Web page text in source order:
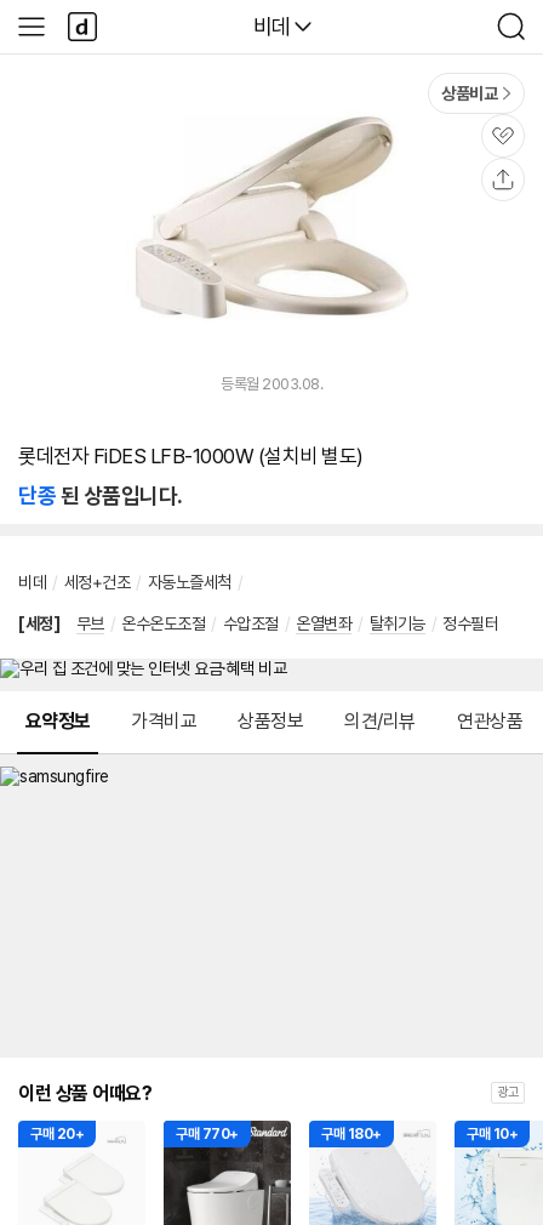
다나와
비데
검
색
사
이
다
나
와
상품비교
관
심
등록월 2003.08.
롯데전자 FiDES LFB-1000W (설치비 별도)
단종된 상품입니다.
비데 / 세정+건조 / 자동노즐세척 /
[세정] 무브 / 온수온도조절 / 수압조절 / 온열변좌 / 탈취기능 / 정수필터
요약정보 가격비교 상품정보 의견/리뷰 연관상품
이런 상품 어때요? 광고
구매 20+ 구매 770+ 구매 180+ 구매 10+